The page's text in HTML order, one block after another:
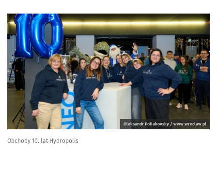
Oleksandr Poliakovsky / www.wroclaw.pl
Obchody 10. lat Hydropolis